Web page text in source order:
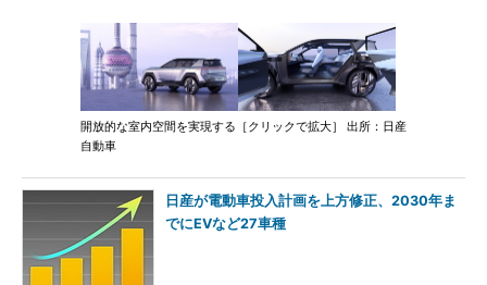
開放的な室内空間を実現する［クリックで拡大］ 出所：日産
自動車
日産が電動車投入計画を上方修正、2030年ま
でにEVなど27車種